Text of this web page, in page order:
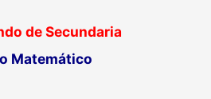
de Secundaria
Matemático